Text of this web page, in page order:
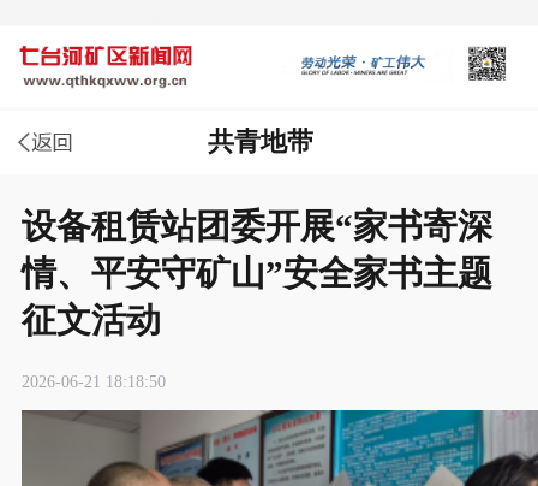
共青地带
设备租赁站团委开展“家书寄深
情、平安守矿山”安全家书主题
征文活动
2026-06-21 18:18:50